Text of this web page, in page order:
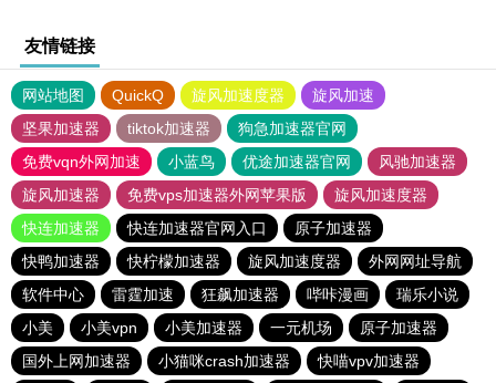
友情链接
网站地图 QuickQ 旋风加速度器
旋风加速
坚果加速器
tiktok加速器
狗急加速器官网
免费vqn外网加速
小蓝鸟 优途加速器官网
风驰加速器
旋风加速器
免费vps加速器外网苹果版
旋风加速度器
快连加速器
快连加速器官网入口
原子加速器
快鸭加速器
快柠檬加速器 旋风加速度器
外网网址导航
软件中心
雷霆加速 狂飙加速器 哔咔漫画
瑞乐小说
小美
小美vpn 小美加速器 一元机场
原子加速器
国外上网加速器
小猫咪crash加速器 快喵vpv加速器